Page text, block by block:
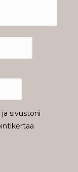
sivustoni